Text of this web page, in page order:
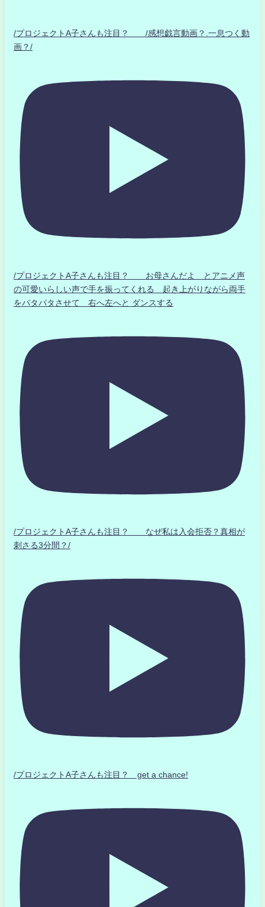
/プロジェクトA子さんも注目？ /感想戯言動画？.一息つく動
画？/
/プロジェクトA子さんも注目？ お母さんだよ とアニメ声
の可愛いらしい声で手を振ってくれる 起き上がりながら両手
をパタパタさせて 右へ左へと ダンスする
/プロジェクトA子さんも注目？ なぜ私は入会拒否？真相が
刺さる3分間？/
/プロジェクトA子さんも注目？ get a chance!